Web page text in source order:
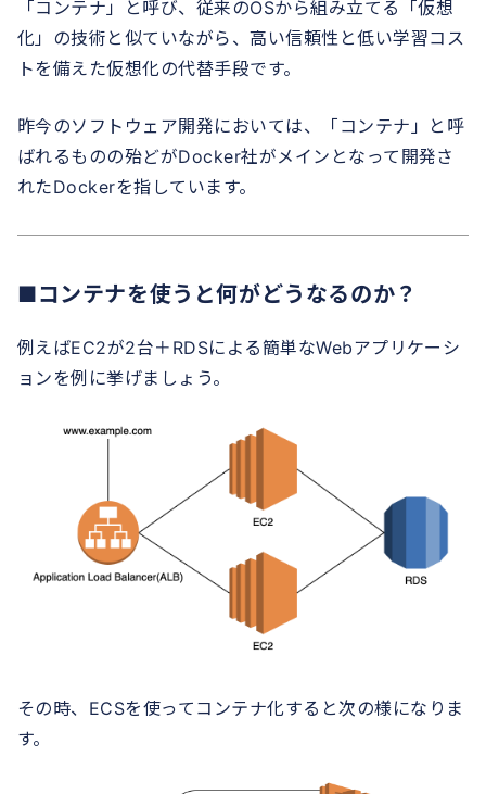
「コンテナ」と呼び、従来のOSから組み立てる「仮想
化」の技術と似ていながら、高い信頼性と低い学習コス
トを備えた仮想化の代替手段です。
昨今のソフトウェア開発においては、「コンテナ」と呼
ばれるものの殆どがDocker社がメインとなって開発さ
れたDockerを指しています。
■コンテナを使うと何がどうなるのか？
例えばEC2が2台＋RDSによる簡単なWebアプリケーシ
ョンを例に挙げましょう。
その時、ECSを使ってコンテナ化すると次の様になりま
す。